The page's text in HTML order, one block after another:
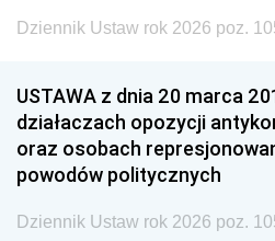
Dziennik Ustaw rok 2026 poz.
USTAWA z dnia 20 marca
działaczach opozycji
oraz osobach
powodów politycznych
Dziennik Ustaw rok 2026 poz.